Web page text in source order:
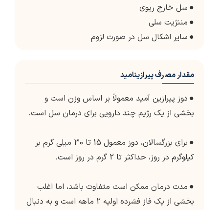
● سل خارج ریوی
● مننژیت سلی
● سایر اشکال سل در صورت لزوم
مقدار مصرف پیرازینامید
● دوز پیرازین آمید معمولاً بر اساس وزن است و
بخشی از یک رژیم چند دارویی برای درمان سل است.
●
برای بزرگسالان، دوز معمول 15 تا 30 میلی گرم بر
کیلوگرم در روز، حداکثر تا 2 گرم در روز است.
● مدت درمان ممکن است متفاوت باشد، اما اغلب
بخشی از یک فاز فشرده اولیه 2 ماهه است و به دنبال